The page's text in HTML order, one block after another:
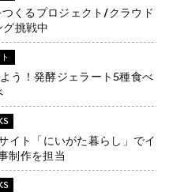
つくるプロジェクト/クラウド
グ挑戦中
う！発酵ジェラート5種食べ
イト「にいがた暮らし」でイ
制作を担当